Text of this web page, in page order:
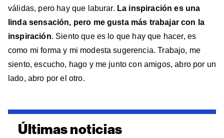
válidas, pero hay que laburar. La inspiración es una
linda sensación, pero me gusta más trabajar con la
inspiración. Siento que es lo que hay que hacer, es
como mi forma y mi modesta sugerencia. Trabajo, me
siento, escucho, hago y me junto con amigos, abro por un
lado, abro por el otro.
Últimas noticias